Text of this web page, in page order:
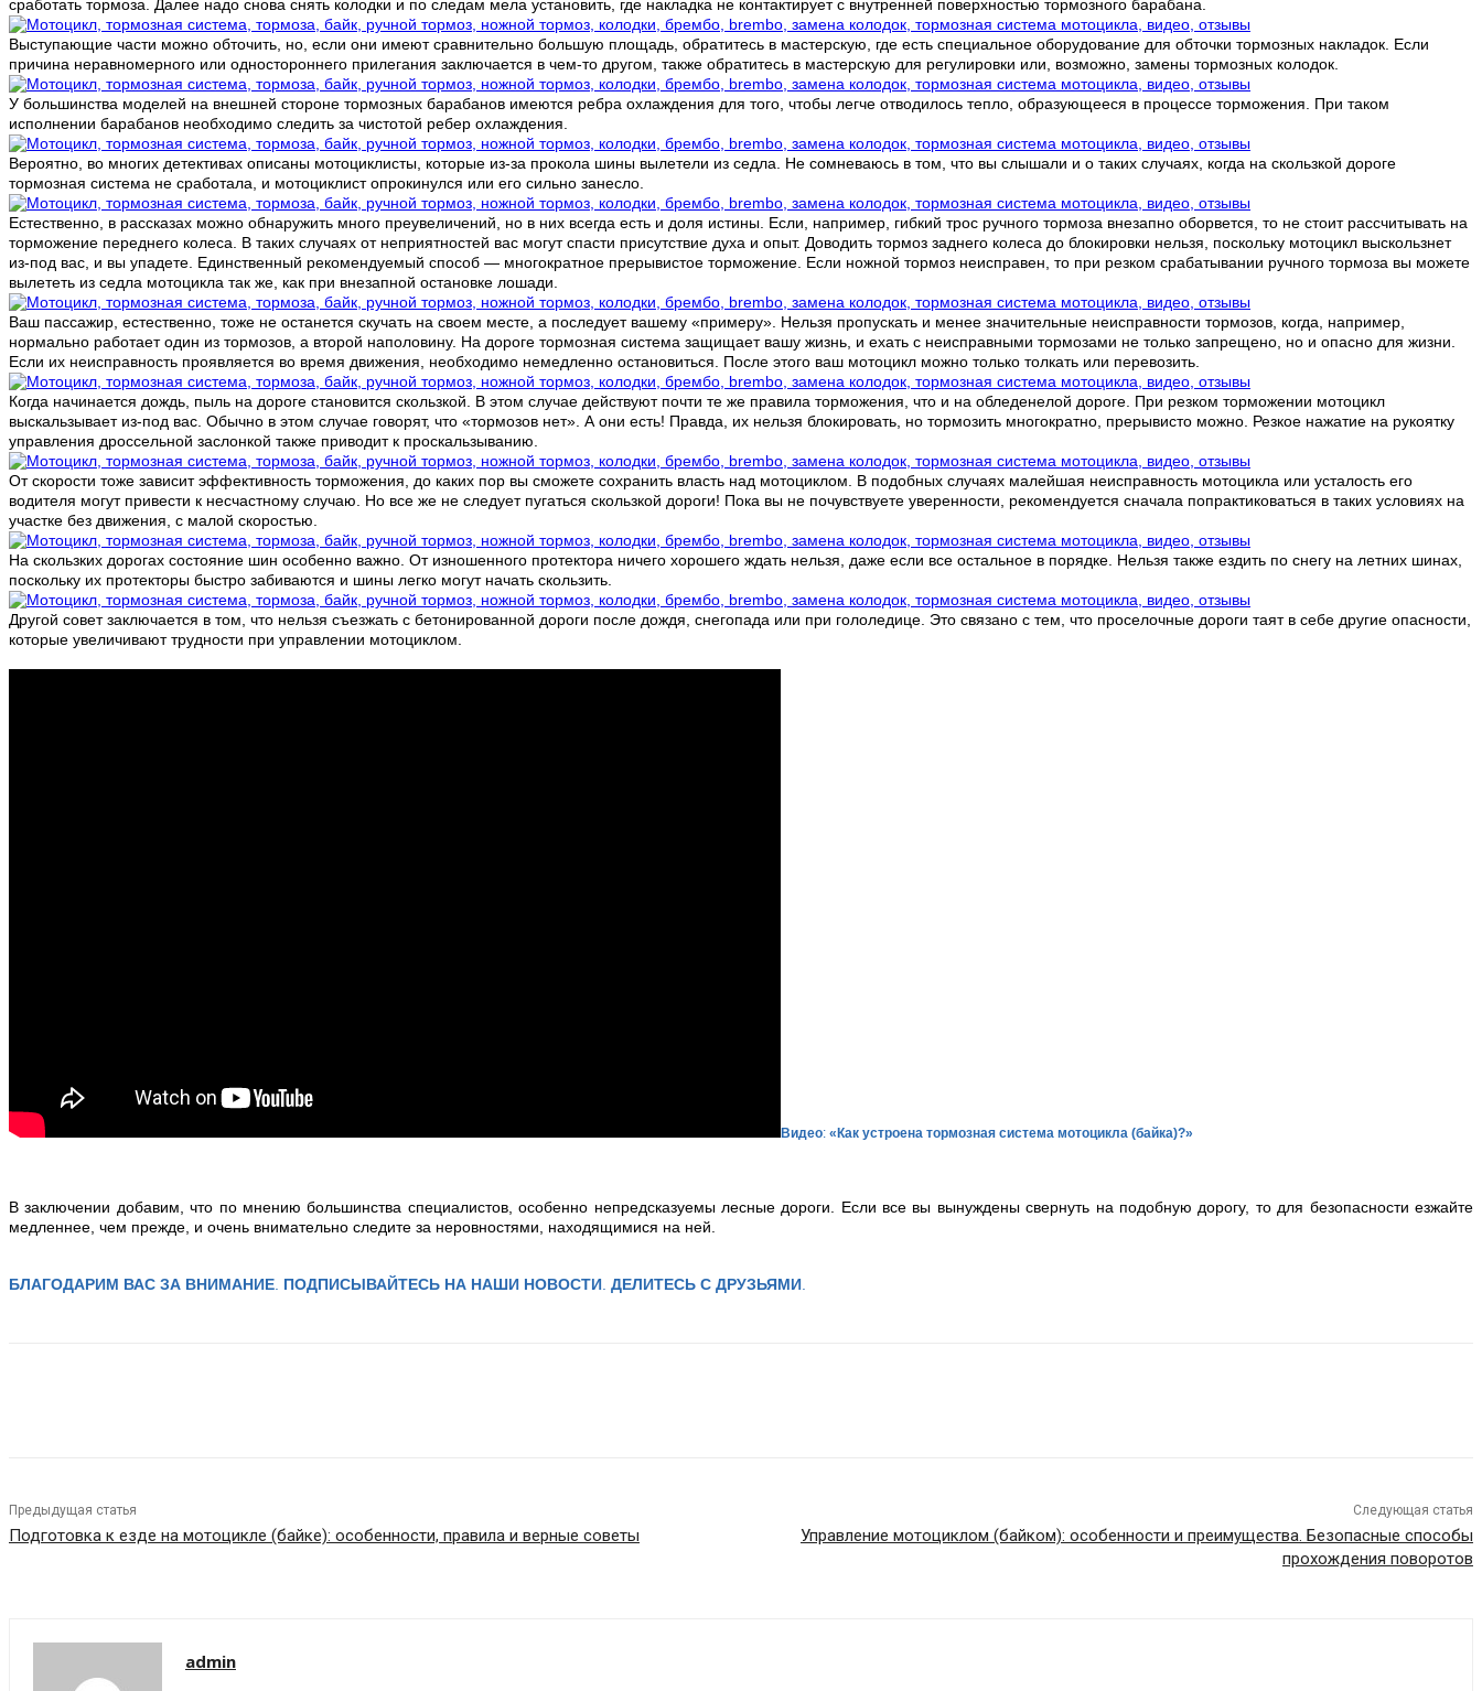
сработать тормоза. Далее надо снова снять колодки и по следам мела установить, где накладка не контактирует с внутренней поверхностью тормозного барабана.
Выступающие части можно обточить, но, если они имеют сравнительно большую площадь, обратитесь в мастерскую, где есть специальное оборудование для обточки тормозных накладок. Если
причина неравномерного или одностороннего прилегания заключается в чем-то другом, также обратитесь в мастерскую для регулировки или, возможно, замены тормозных колодок.
У большинства моделей на внешней стороне тормозных барабанов имеются ребра охлаждения для того, чтобы легче отводилось тепло, образующееся в процессе торможения. При таком
исполнении барабанов необходимо следить за чистотой ребер охлаждения.
Вероятно, во многих детективах описаны мотоциклисты, которые из-за прокола шины вылетели из седла. Не сомневаюсь в том, что вы слышали и о таких случаях, когда на скользкой дороге
тормозная система не сработала, и мотоциклист опрокинулся или его сильно занесло.
Естественно, в рассказах можно обнаружить много преувеличений, но в них всегда есть и доля истины. Если, например, гибкий трос ручного тормоза внезапно оборвется, то не стоит рассчитывать на
торможение переднего колеса. В таких случаях от неприятностей вас могут спасти присутствие духа и опыт. Доводить тормоз заднего колеса до блокировки нельзя, поскольку мотоцикл выскользнет
из-под вас, и вы упадете. Единственный рекомендуемый способ — многократное прерывистое торможение. Если ножной тормоз неисправен, то при резком срабатывании ручного тормоза вы можете
вылететь из седла мотоцикла так же, как при внезапной остановке лошади.
Ваш пассажир, естественно, тоже не останется скучать на своем месте, а последует вашему «примеру». Нельзя пропускать и менее значительные неисправности тормозов, когда, например,
нормально работает один из тормозов, а второй наполовину. На дороге тормозная система защищает вашу жизнь, и ехать с неисправными тормозами не только запрещено, но и опасно для жизни.
Если их неисправность проявляется во время движения, необходимо немедленно остановиться. После этого ваш мотоцикл можно только толкать или перевозить.
Когда начинается дождь, пыль на дороге становится скользкой. В этом случае действуют почти те же правила торможения, что и на обледенелой дороге. При резком торможении мотоцикл
выскальзывает из-под вас. Обычно в этом случае говорят, что «тормозов нет». А они есть! Правда, их нельзя блокировать, но тормозить многократно, прерывисто можно. Резкое нажатие на рукоятку
управления дроссельной заслонкой также приводит к проскальзыванию.
От скорости тоже зависит эффективность торможения, до каких пор вы сможете сохранить власть над мотоциклом. В подобных случаях малейшая неисправность мотоцикла или усталость его
водителя могут привести к несчастному случаю. Но все же не следует пугаться скользкой дороги! Пока вы не почувствуете уверенности, рекомендуется сначала попрактиковаться в таких условиях на
участке без движения, с малой скоростью.
На скользких дорогах состояние шин особенно важно. От изношенного протектора ничего хорошего ждать нельзя, даже если все остальное в порядке. Нельзя также ездить по снегу на летних шинах,
поскольку их протекторы быстро забиваются и шины легко могут начать скользить.
Другой совет заключается в том, что нельзя съезжать с бетонированной дороги после дождя, снегопада или при гололедице. Это связано с тем, что проселочные дороги таят в себе другие опасности,
которые увеличивают трудности при управлении мотоциклом.
Видео: «Как устроена тормозная система мотоцикла (байка)?»
В заключении добавим, что по мнению большинства специалистов, особенно непредсказуемы лесные дороги. Если все вы вынуждены свернуть на подобную дорогу, то для безопасности езжайте
медленнее, чем прежде, и очень внимательно следите за неровностями, находящимися на ней.
БЛАГОДАРИМ ВАС ЗА ВНИМАНИЕ ПОДПИСЫВАЙТЕСЬ НА НАШИ НОВОСТИ ДЕЛИТЕСЬ С ДРУЗЬЯМИ
Предыдущая статья
Подготовка к езде на мотоцикле (байке): особенности, правила и верные советы
Следующая статья
Управление мотоциклом (байком): особенности и преимущества. Безопасные способы
прохождения поворотов
admin